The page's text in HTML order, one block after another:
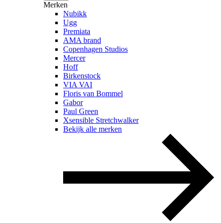
Merken
Nubikk
Ugg
Premiata
AMA brand
Copenhagen Studios
Mercer
Hoff
Birkenstock
VIA VAI
Floris van Bommel
Gabor
Paul Green
Xsensible Stretchwalker
Bekijk alle merken